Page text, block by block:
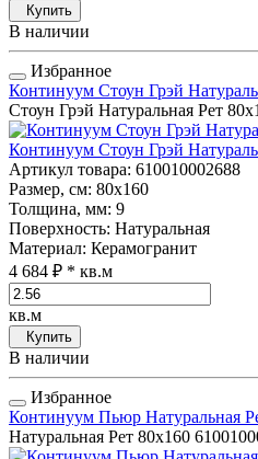
Купить
В наличии
Избранное
Континуум Стоун Грэй
Стоун Грэй Натуральная Рет
Континуум Стоун Грэй
Артикул товара: 610010002688
Размер, см: 80x160
Толщина, мм: 9
Поверхность: Натуральная
Материал: Керамогранит
4 684 ₽ * кв.м
кв.м
Купить
В наличии
Избранное
Континуум Пьюр Натуральная
Натуральная Рет 80x160